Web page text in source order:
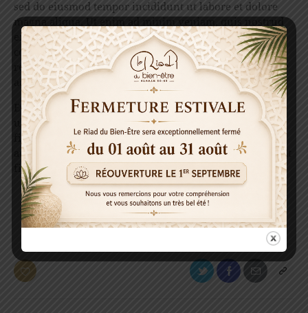
sed do eiusmod tempor incididunt ut labore et dolore
magna aliqua. Ut enim ad minim veniam, quis nostrud
exercitation ullamco laboris nisi ut aliquip ex ea
commodo consequat. Duis aute irure dolor in
reprehenderit. Lorem ipsum dolor sit amet, consectetur
adipiscing elit.
Etiam vitae leo et diam pellentesque porta. Sed eleifend
ultricies risus, vel rutrum erat commodo ut. Praesent
finibus congue euismod. Nullam scelerisque massa vel
augue placerat, a tempor sem egestas. Curabitur placerat
finibus lacus.
ARTICLE FEATURED LUXE THERAPEUTIC